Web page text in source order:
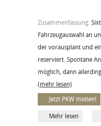
Zusammenfassung:
Fahrzeugauswahl an
der vorausplant und
reserviert. Spontane
möglich, dann
(mehr lesen)
Jetzt PKW mieten!
Mehr lesen